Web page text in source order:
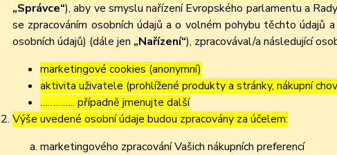
„Správce“), aby ve smyslu nařízení Evropského parlamentu a
se zpracováním osobních údajů a o volném pohybu těchto údajů
osobních údajů) (dále jen „Nařízení“), zpracovával/a následující
marketingové cookies (anonymní)
aktivita uživatele (prohlížené produkty a stránky, nákupní
………….. případně jmenujte další
Výše uvedené osobní údaje budou zpracovány za účelem:
marketingového zpracování Vašich nákupních preferencí